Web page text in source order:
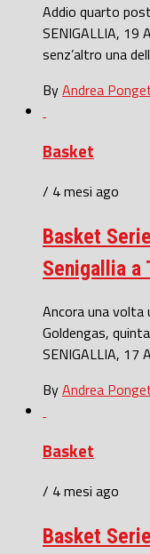
Addio quarto
SENIGALLIA, 19
senz’altro una
ByAndrea
Basket
/ 4 mesi ago
Basket
Senigallia a
Ancora una
Goldengas,
SENIGALLIA, 17
ByAndrea
Basket
/ 4 mesi ago
Basket